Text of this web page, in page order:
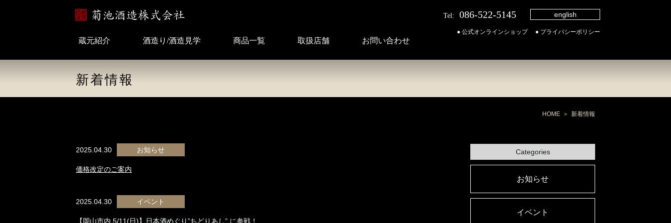
Tel: 086-522-5145 english
● 公式オンラインショップ ● プライバシーポリシー
蔵元紹介 酒造り/酒造見学 商品一覧 取扱店舗 お問い合わせ
新着情報
HOME 新着情報
2025.04.30 お知らせ
価格改定のご案内
2025.04.30 イベント
【岡山市内 5/11(日)】日本酒めぐり”ちどりあし” に参戦！
Categories
お知らせ
イベント